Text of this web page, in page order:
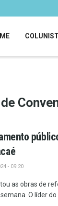
- 09:20
as obras de
O líder do ...